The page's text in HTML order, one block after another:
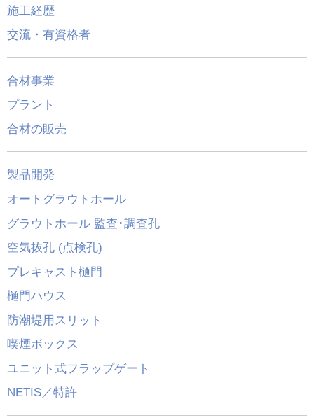
施工経歴
交流・有資格者
合材事業
プラント
合材の販売
製品開発
オートグラウトホール
グラウトホール 監査･調査孔
空気抜孔 (点検孔)
プレキャスト樋門
樋門ハウス
防潮堤用スリット
喫煙ボックス
ユニット式フラップゲート
NETIS／特許